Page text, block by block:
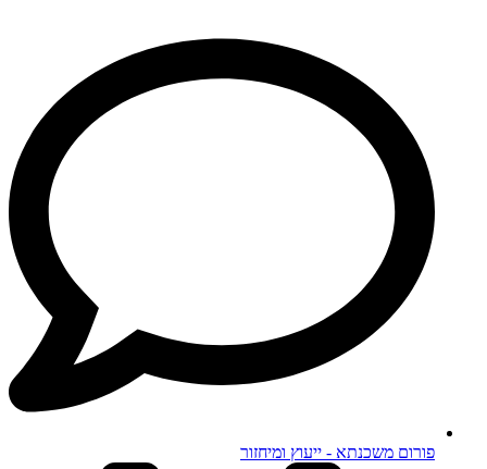
פורום משכנתא - ייעוץ ומיחזור